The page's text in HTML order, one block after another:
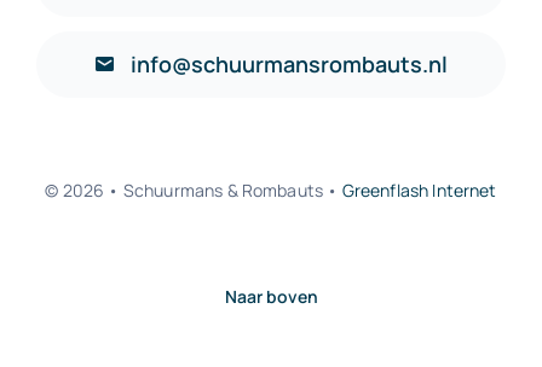
info@schuurmansrombauts.nl
© 2026 • Schuurmans & Rombauts • Greenflash Internet
Naar boven